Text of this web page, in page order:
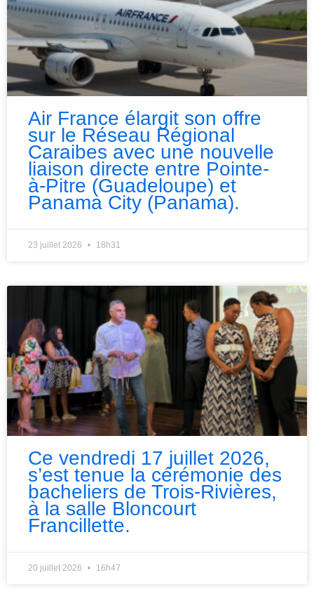
Air France élargit son offre
sur le Réseau Régional
Caraibes avec une nouvelle
liaison directe entre Pointe-
à-Pitre (Guadeloupe) et
Panama City (Panama).
23 juillet 2026 18h31
Ce vendredi 17 juillet 2026,
s’est tenue la cérémonie des
bacheliers de Trois-Rivières,
à la salle Bloncourt
Francillette.
20 juillet 2026 16h47